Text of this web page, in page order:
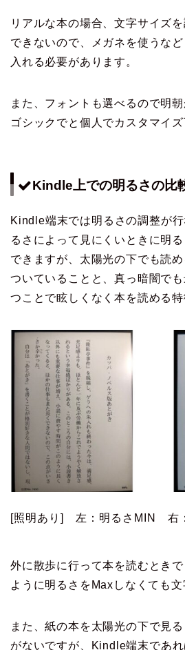
リアルな本の場合、文字サイズ
できないので、メガネを使うな
入れる必要があります。
また、フォントも選べるので明朝
ゴシックでと個人でカスタマイズ
Kindle上での明るさの比
Kindle端末では明るさの調整が
るさによって見にくいときに明
できますが、太陽光の下でも読
ついていることと、真っ暗闇で
つことで眩しくなく本を読める特
[照明あり] 左：明るさMIN 右
外に散歩に行って本を読むとき
ように明るさをMaxしなくても文
また、紙の本を太陽光の下で見
がないですが、Kindle端末であ